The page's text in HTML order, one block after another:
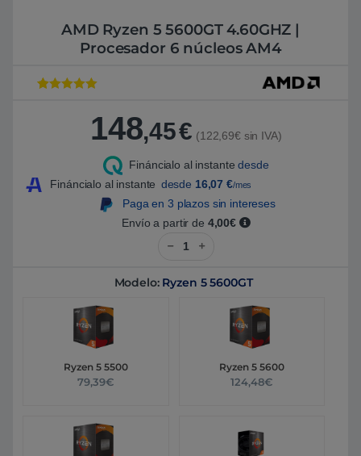
AMD Ryzen 5 5600GT 4.60GHZ |
Procesador 6 núcleos AM4
148,45€ (122,69€ sin IVA)
Fináncialo al instante desde
Fináncialo al instante desde 16,07 €/mes
Paga en 3 plazos sin intereses
Envío a partir de 4,00€
Modelo: Ryzen 5 5600GT
Ryzen 5 5500
79,39€
Ryzen 5 5600
124,48€